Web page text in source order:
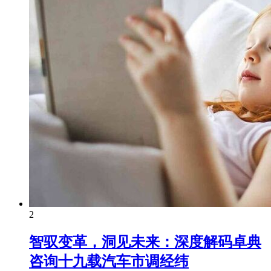
2
智驭变革，洞见未来：深度解码卓典
咨询十九载汽车市调经纬